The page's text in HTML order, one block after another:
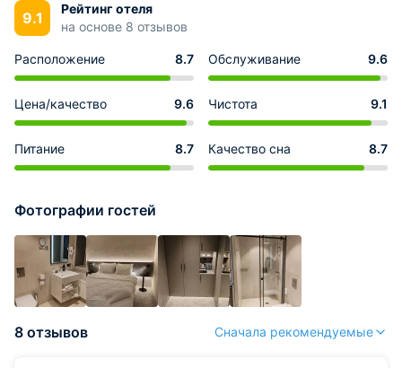
9.1
Рейтинг отеля
на основе 8 отзывов
Расположение 8.7 Обслуживание 9.6
Цена/качество 9.6 Чистота 9.1
Питание 8.7 Качество сна 8.7
Фотографии гостей
8 отзывов Сначала рекомендуемые